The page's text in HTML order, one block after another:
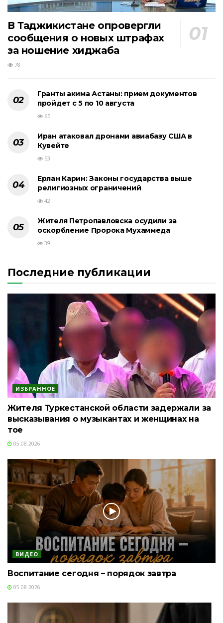
В Таджикистане опровергли
сообщения о новых штрафах
за ношение хиджаба
78
Гранты акима Астаны: прием документов
пройдет с 5 по 10 августа
65
Иран атаковал дронами авиабазу США в
Кувейте
53
Ерлан Карин: Законы государства выше
религиозных ограничений
42
Жителя Петропавловска осудили за
оскорбление Пророка Мухаммеда
39
Последние публикации
ИЗБРАННОЕ
Жителя Туркестанской области задержали за
высказывания о музыкантах и женщинах на
тое
05.08.2026
ВИДЕО
Воспитание сегодня – порядок завтра
05.08.2026